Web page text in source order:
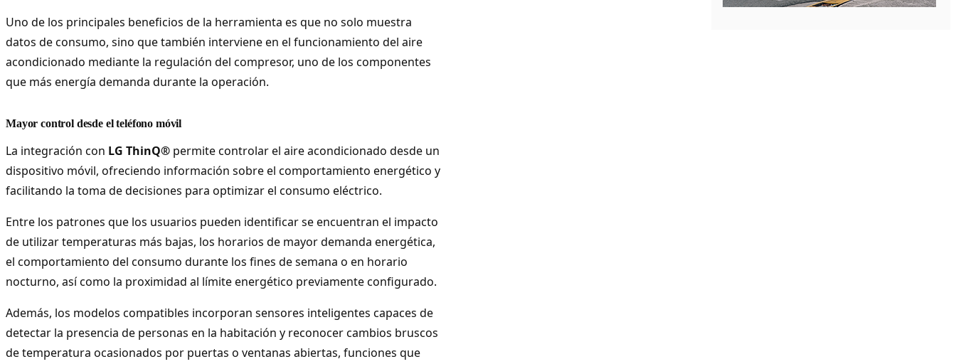
Uno de los principales beneficios de la herramienta es que no solo muestra
datos de consumo, sino que también interviene en el funcionamiento del aire
acondicionado mediante la regulación del compresor, uno de los componentes
que más energía demanda durante la operación.
Mayor control desde el teléfono móvil
La integración con LG ThinQ® permite controlar el aire acondicionado desde un
dispositivo móvil, ofreciendo información sobre el comportamiento energético y
facilitando la toma de decisiones para optimizar el consumo eléctrico.
Entre los patrones que los usuarios pueden identificar se encuentran el impacto
de utilizar temperaturas más bajas, los horarios de mayor demanda energética,
el comportamiento del consumo durante los fines de semana o en horario
nocturno, así como la proximidad al límite energético previamente configurado.
Además, los modelos compatibles incorporan sensores inteligentes capaces de
detectar la presencia de personas en la habitación y reconocer cambios bruscos
de temperatura ocasionados por puertas o ventanas abiertas, funciones que